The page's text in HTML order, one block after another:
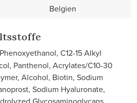
Belgien
C12-15 Alkyl
Panthenol, Acrylates/C10-30
Alcohol, Biotin, Sodium
Sodium Hyaluronate,